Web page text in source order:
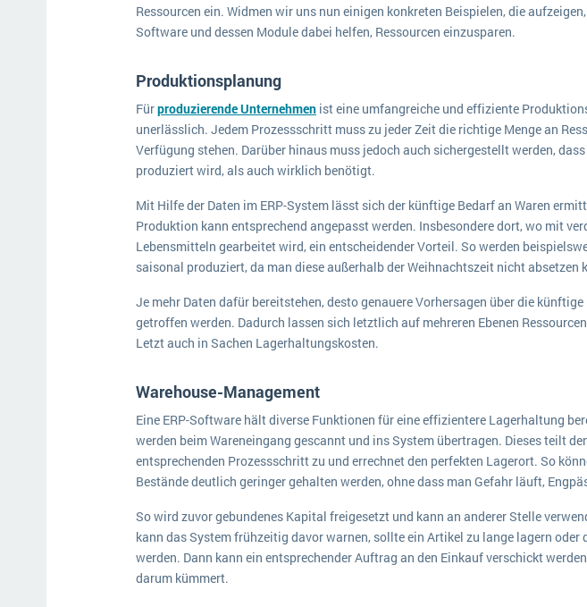
Ressourcen ein. Widmen wir uns nun einigen konkreten Beispielen, die
Software und dessen Module dabei helfen, Ressourcen einzusparen.
Produktionsplanung
Fürproduzierende Unternehmen ist eine umfangreiche und effiziente
unerlässlich. Jedem Prozessschritt muss zu jeder Zeit die richtige Menge an
Verfügung stehen. Darüber hinaus muss jedoch auch sichergestellt werden,
produziert wird, als auch wirklich benötigt.
Mit Hilfe der Daten im ERP-System lässt sich der künftige Bedarf an Waren
Produktion kann entsprechend angepasst werden. Insbesondere dort, wo mit
Lebensmitteln gearbeitet wird, ein entscheidender Vorteil. So werden
saisonal produziert, da man diese außerhalb der Weihnachtszeit nicht absetzen
Je mehr Daten dafür bereitstehen, desto genauere Vorhersagen über die
getroffen werden. Dadurch lassen sich letztlich auf mehreren Ebenen
Letzt auch in Sachen Lagerhaltungskosten.
Warehouse-Management
Eine ERP-Software hält diverse Funktionen für eine effizientere Lagerhaltung
werden beim Wareneingang gescannt und ins System übertragen. Dieses teilt
entsprechenden Prozessschritt zu und errechnet den perfekten Lagerort. So
Bestände deutlich geringer gehalten werden, ohne dass man Gefahr läuft,
So wird zuvor gebundenes Kapital freigesetzt und kann an anderer Stelle
kann das System frühzeitig davor warnen, sollte ein Artikel zu lange lagern oder
werden. Dann kann ein entsprechender Auftrag an den Einkauf verschickt
darum kümmert.